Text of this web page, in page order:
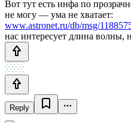
Вот тут есть инфа по
не могу — ума не хватает:
www.astronet.ru/db/msg/
нас интересует длина волны,
Reply